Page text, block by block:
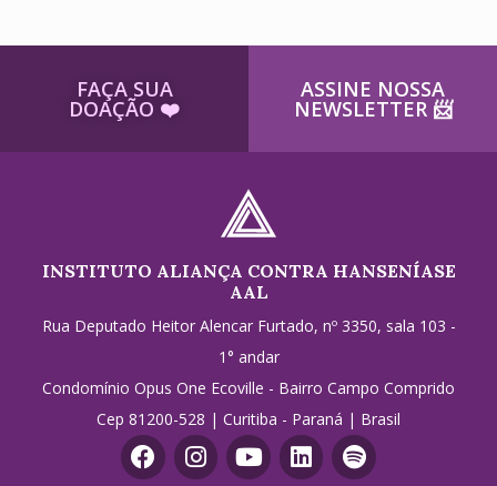
FAÇA SUA
DOAÇÃO ​❤️
ASSINE NOSSA
NEWSLETTER ​📨
INSTITUTO ALIANÇA CONTRA HANSENÍASE
AAL
Rua Deputado Heitor Alencar Furtado, nº 3350, sala 103 -
1° andar
Condomínio Opus One Ecoville - Bairro Campo Comprido
Cep 81200-528 | Curitiba - Paraná | Brasil